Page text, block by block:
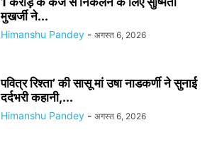
मुखर्जी ने...
Himanshu Pandey - अगस्त 6, 2026
पवित्र रिश्ता’ की सासू मां उषा नाडकर्णी ने सुनाई
दर्दभरी कहानी,...
Himanshu Pandey - अगस्त 6, 2026